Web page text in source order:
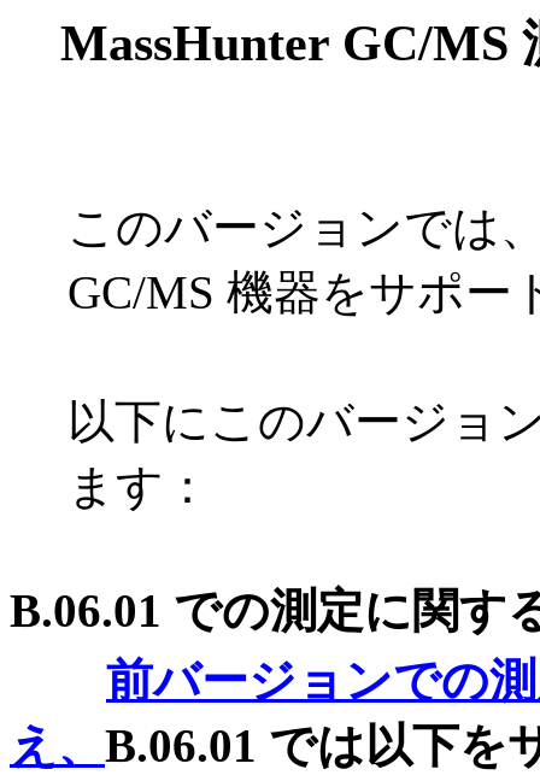
MassHunter GC/MS
このバージョンでは
GC/MS 機器をサポー
以下にこのバージョ
ます：
B.06.01 での測定に関す
前バージョンでの
え、 B.06.01 では以下を